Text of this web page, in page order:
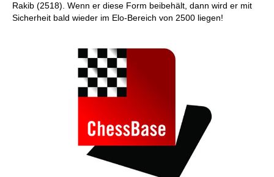
Rakib (2518). Wenn er diese Form beibehält, dann wird er mit
Sicherheit bald wieder im Elo-Bereich von 2500 liegen!